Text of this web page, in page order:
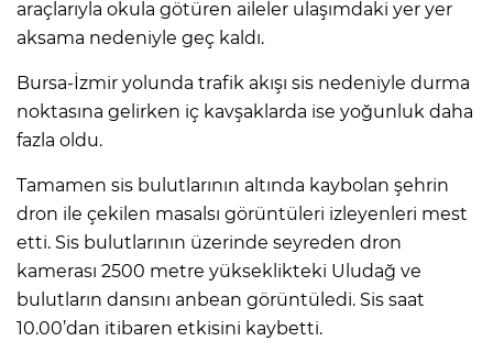
araçlarıyla okula götüren aileler ulaşımdaki yer yer
aksama nedeniyle geç kaldı.
Bursa-İzmir yolunda trafik akışı sis nedeniyle durma
noktasına gelirken iç kavşaklarda ise yoğunluk daha
fazla oldu.
Tamamen sis bulutlarının altında kaybolan şehrin
dron ile çekilen masalsı görüntüleri izleyenleri mest
etti. Sis bulutlarının üzerinde seyreden dron
kamerası 2500 metre yükseklikteki Uludağ ve
bulutların dansını anbean görüntüledi. Sis saat
10.00’dan itibaren etkisini kaybetti.